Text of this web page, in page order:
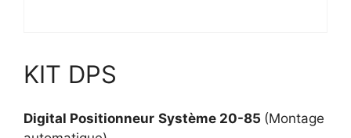
KIT DPS
Digital Positionneur Système 20-85 (Montage